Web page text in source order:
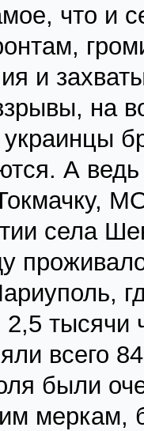
что и
и
на
А
села
2,5 тысячи
всего
были
меркам,